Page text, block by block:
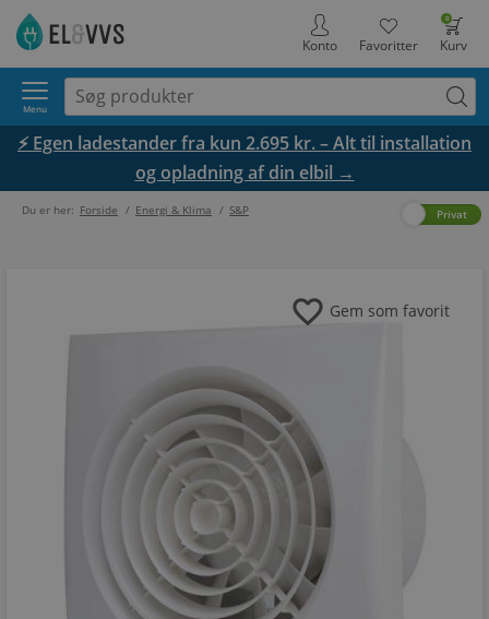
0
Kurv
Favoritter
Konto
Menu
⚡ Egen ladestander fra kun 2.695 kr. – Alt til installation
og opladning af din elbil →
Du er her: Forside / Energi & Klima / S&P Privat
favorite Gem som favorit